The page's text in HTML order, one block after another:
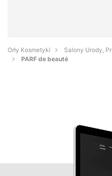
Orły Kosmetyki
Salony Urody,
PARF de beauté